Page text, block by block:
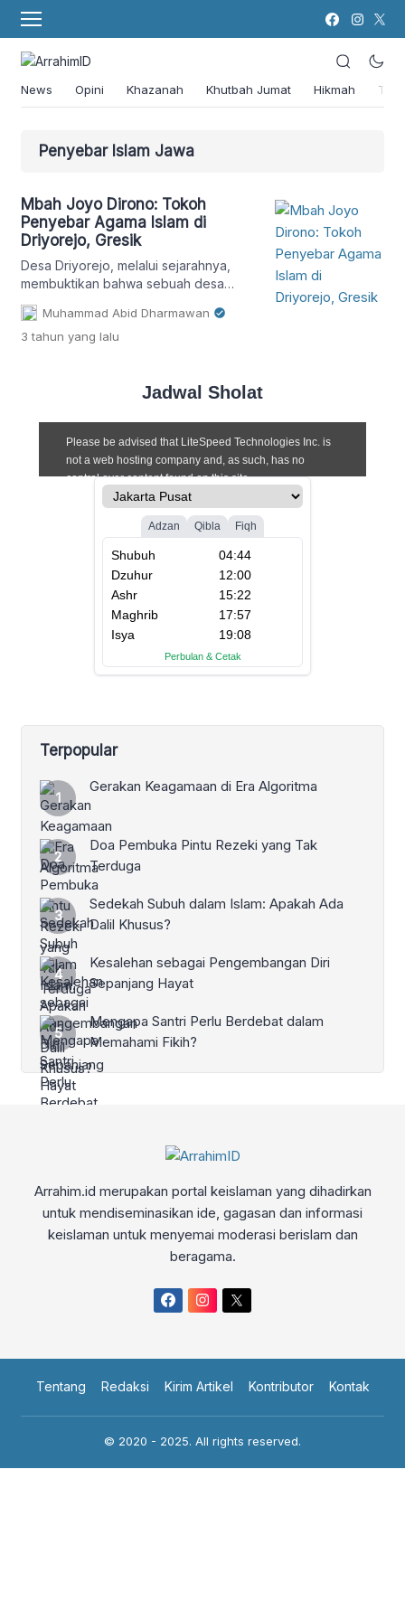
News Opini Khazanah Khutbah Jumat Hikmah
Penyebar Islam Jawa
Mbah Joyo Dirono: Tokoh
Penyebar Agama Islam di
Driyorejo, Gresik
Desa Driyorejo, melalui sejarahnya,
membuktikan bahwa sebuah desa
bukan hanya merupakan catatan masa
lalu, tetapi juga menjadi pijakan
identitas dan kebanggaan bagi
Muhammad Abid Dharmawan
3 tahun yang lalu
Jadwal Sholat
Terpopular
Gerakan Keagamaan di Era Algoritma
Doa Pembuka Pintu Rezeki yang Tak
Terduga
Sedekah Subuh dalam Islam: Apakah Ada
Dalil Khusus?
Kesalehan sebagai Pengembangan Diri
Sepanjang Hayat
Mengapa Santri Perlu Berdebat dalam
Memahami Fikih?
Arrahim.id merupakan portal keislaman yang dihadirkan
untuk mendiseminasikan ide, gagasan dan informasi
keislaman untuk menyemai moderasi berislam dan
beragama.
Tentang Redaksi Kirim Artikel Kontributor Kontak
© 2020 - 2025. All rights reserved.